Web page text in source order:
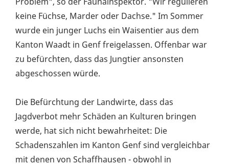
keine Füchse, Marder oder Dachse." Im Sommer
wurde ein junger Luchs ein Waisentier aus dem
Kanton Waadt in Genf freigelassen. Offenbar war
zu befürchten, dass das Jungtier ansonsten
abgeschossen würde.
Die Befürchtung der Landwirte, dass das
Jagdverbot mehr Schäden an Kulturen bringen
werde, hat sich nicht bewahrheitet: Die
Schadenszahlen im Kanton Genf sind vergleichbar
mit denen von Schaffhausen - obwohl in